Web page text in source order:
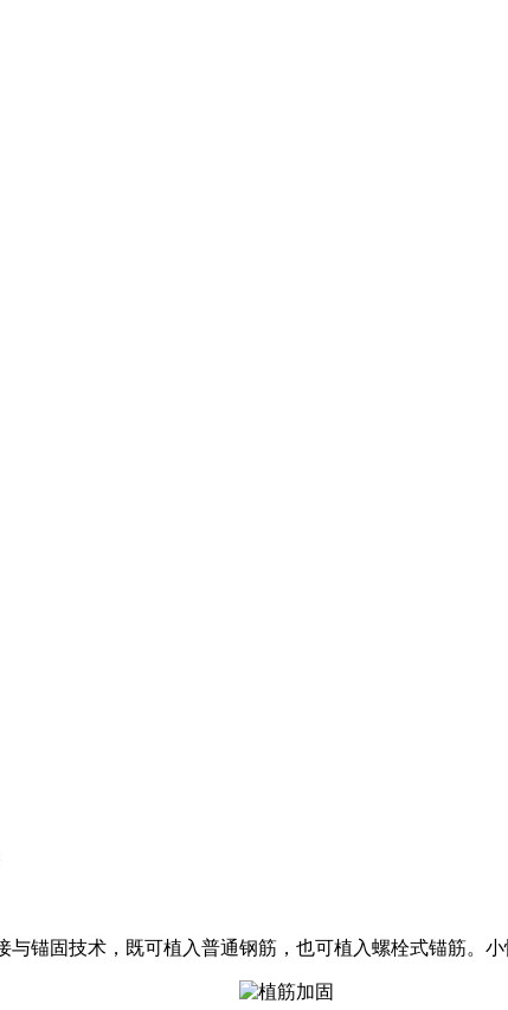
锚固技术，既可植入普通钢筋，也可植入螺栓式锚筋。